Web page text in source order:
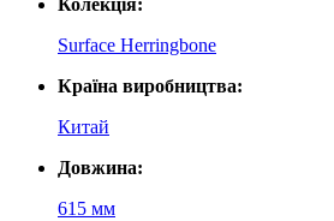
Surface Herringbone
Країна виробництва:
Китай
Довжина:
615 мм